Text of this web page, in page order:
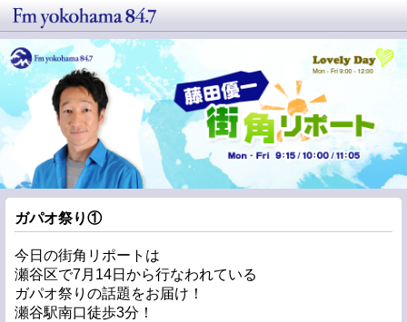
ガパオ祭り①
今日の街角リポートは
瀬谷区で7月14日から行なわれている
ガパオ祭りの話題をお届け！
瀬谷駅南口徒歩3分！